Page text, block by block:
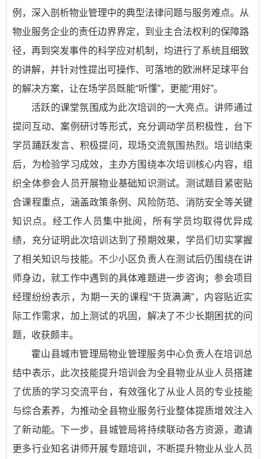
例，深入剖析物业管理中的典型法律问题与服务难点。从
物业服务企业的责任边界界定，到业主合法权利的保障路
径，再到突发事件的科学应对机制，均进行了系统且细致
的讲解，并针对性提出可操作、可落地的欧洲杯足球平台
的解决方案，让在场学员既能“听懂”，更能“用好”。
活跃的课堂氛围成为此次培训的一大亮点。讲师通过
提问互动、案例研讨等形式，充分调动学员积极性，台下
学员踊跃发言、积极提问，现场交流氛围热烈。培训结束
后，为检验学习成效，主办方围绕本次培训核心内容，组
织全体参会人员开展物业基础知识测试。测试题目紧密贴
合课程重点，涵盖政策条例、风险防范、消防安全等关键
知识点。经工作人员集中批阅，所有学员均取得优异成
绩，充分证明此次培训达到了预期效果，学员们切实掌握
了相关知识与技能。不少小区负责人在测试后仍围绕在讲
师身边，就工作中遇到的具体难题进一步咨询；参会项目
经理纷纷表示，为期一天的课程“干货满满”，内容贴近实
际工作需求，加上测试的巩固，解决了不少长期困扰的问
题，收获颇丰。
霍山县城市管理局物业管理服务中心负责人在培训总
结中表示，此次技能提升培训会为全县物业从业人员搭建
了优质的学习交流平台，有效强化了从业人员的专业技能
与综合素养，为推动全县物业服务行业整体提质增效注入
了新动能。下一步，县城管局将持续联动各方资源，邀请
更多行业知名讲师开展专题培训，不断提升物业从业人员